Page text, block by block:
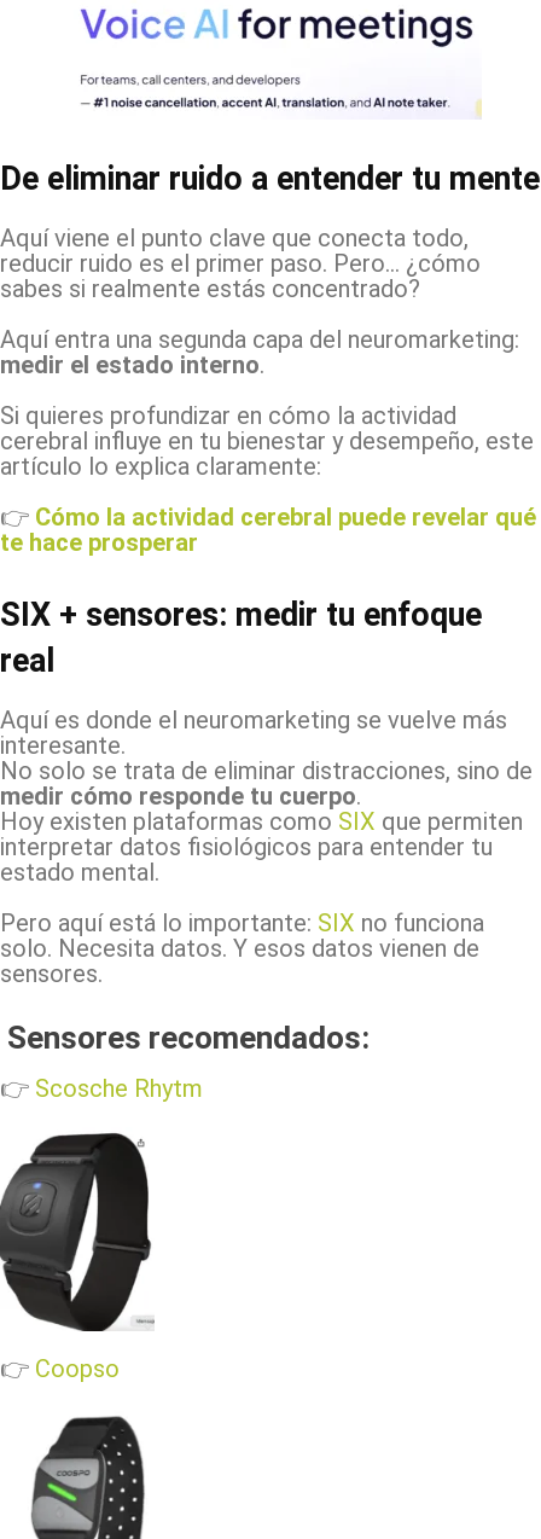
De eliminar ruido a entender tu mente
Aquí viene el punto clave que conecta todo,
reducir ruido es el primer paso. Pero… ¿cómo
sabes si realmente estás concentrado?
Aquí entra una segunda capa del neuromarketing:
medir el estado interno.
Si quieres profundizar en cómo la actividad
cerebral influye en tu bienestar y desempeño, este
artículo lo explica claramente:
👉 Cómo la actividad cerebral puede revelar qué
te hace prosperar
SIX + sensores: medir tu enfoque
real
Aquí es donde el neuromarketing se vuelve más
interesante.
No solo se trata de eliminar distracciones, sino de
medir cómo responde tu cuerpo.
Hoy existen plataformas como SIX que permiten
interpretar datos fisiológicos para entender tu
estado mental.
Pero aquí está lo importante: SIX no funciona
solo. Necesita datos. Y esos datos vienen de
sensores.
Sensores recomendados:
👉 Scosche Rhytm
👉 Coopso